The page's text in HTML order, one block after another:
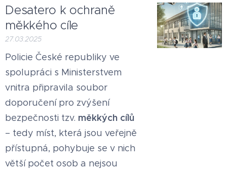
Desatero k ochraně
měkkého cíle
27.03.2025
Policie České republiky ve
spolupráci s Ministerstvem
vnitra připravila soubor
doporučení pro zvýšení
bezpečnosti tzv. měkkých cílů
– tedy míst, která jsou veřejně
přístupná, pohybuje se v nich
větší počet osob a nejsou